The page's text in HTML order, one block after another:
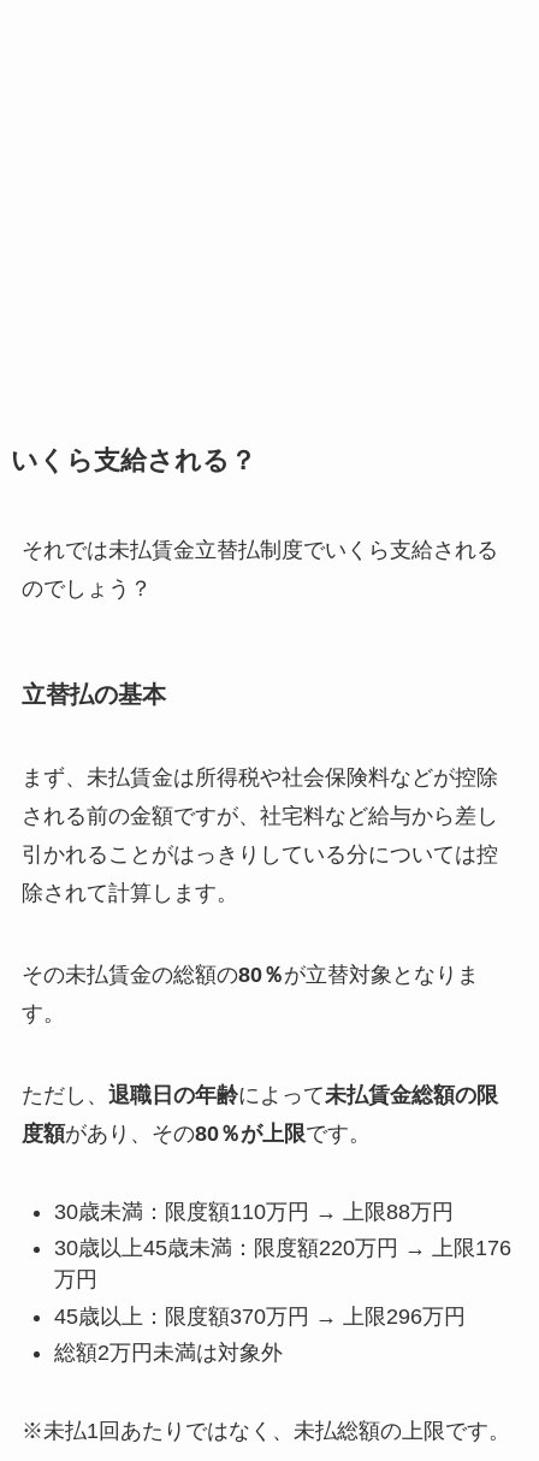
いくら支給される？
それでは未払賃金立替払制度でいくら支給される
のでしょう？
立替払の基本
まず、未払賃金は所得税や社会保険料などが控除
される前の金額ですが、社宅料など給与から差し
引かれることがはっきりしている分については控
除されて計算します。
その未払賃金の総額の80％が立替対象となりま
す。
ただし、 退職日の年齢によって未払賃金総額の限
度額があり、その80％が上限です。
30歳未満：限度額110万円 → 上限88万円
30歳以上45歳未満：限度額220万円 → 上限176
万円
45歳以上：限度額370万円 → 上限296万円
総額2万円未満は対象外
※未払1回あたりではなく、未払総額の上限です。